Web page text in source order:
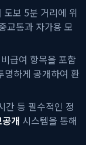
보 5분 거리에 위
교통과 자가용 모
급여 항목을 포함
명하게 공개하여 환
간 등 필수적인 정
개 시스템을 통해